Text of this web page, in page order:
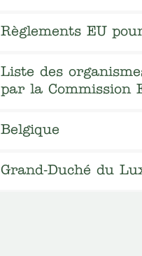
Règlements EU
Liste des
par la Commission
Belgique
Grand-Duché du